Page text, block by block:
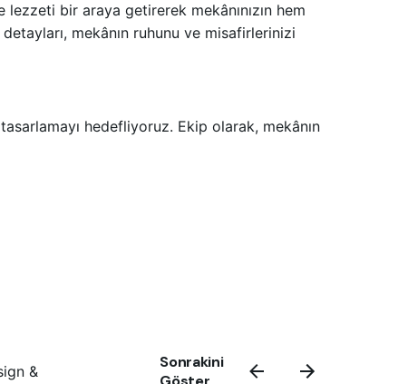
bir araya getirerek mekânınızın hem
mekânın ruhunu ve misafirlerinizi
hedefliyoruz. Ekip olarak, mekânın
& Dekorasyon İç Mimarlık, cafe
Sonrakini